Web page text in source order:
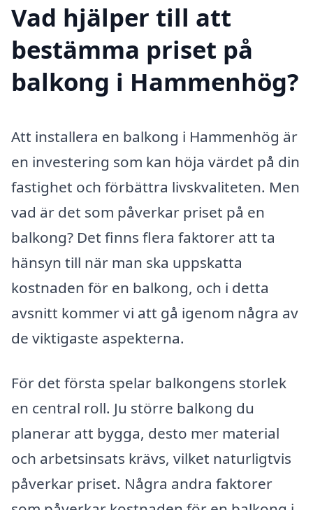
Vad hjälper till att
bestämma priset på
balkong i Hammenhög?
Att installera en balkong i Hammenhög är
en investering som kan höja värdet på din
fastighet och förbättra livskvaliteten. Men
vad är det som påverkar priset på en
balkong? Det finns flera faktorer att ta
hänsyn till när man ska uppskatta
kostnaden för en balkong, och i detta
avsnitt kommer vi att gå igenom några av
de viktigaste aspekterna.
För det första spelar balkongens storlek
en central roll. Ju större balkong du
planerar att bygga, desto mer material
och arbetsinsats krävs, vilket naturligtvis
påverkar priset. Några andra faktorer